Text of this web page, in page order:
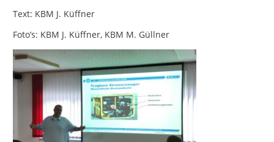
Text: KBM J. Küffner
Foto’s: KBM J. Küffner, KBM M. Güllner